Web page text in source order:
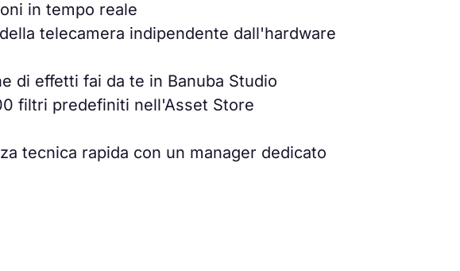
in tempo reale
telecamera indipendente dall'hardware
di effetti fai da te in Banuba Studio
filtri predefiniti nell'Asset Store
tecnica rapida con un manager dedicato